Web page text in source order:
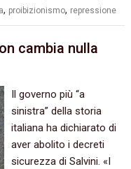
, proibizionismo, repressione
cambia nulla
Il governo più “a
sinistra” della storia
italiana ha dichiarato di
aver abolito i decreti
sicurezza di Salvini. «I